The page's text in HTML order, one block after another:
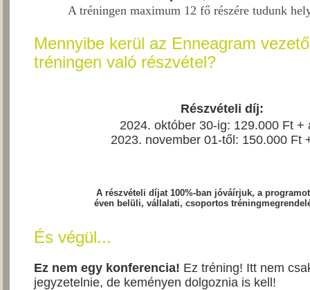
A tréningen maximum 12 fő részére tudunk
Mennyibe kerül az Enneagram
tréningen való részvétel?
Részvételi díj:
2024. október 30-ig: 129.000 Ft +
2023. november 01-től: 150.000 Ft
A részvételi díjat 100%-ban jóváírjuk, a
éven belüli, vállalati, csoportos
És végül...
Ez nem egy konferencia! Ez tréning! Itt nem
jegyzetelnie, de keményen dolgoznia is kell!